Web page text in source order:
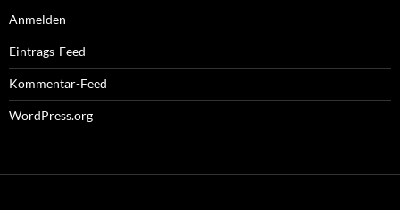
Anmelden
Eintrags-Feed
Kommentar-Feed
WordPress.org